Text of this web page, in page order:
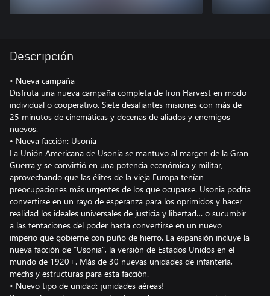
Descripción
• Nueva campaña
Disfruta una nueva campaña completa de Iron Harvest en modo
individual o cooperativo. Siete desafiantes misiones con más de
25 minutos de cinemáticas y decenas de aliados y enemigos
nuevos.
• Nueva facción: Usonia
La Unión Americana de Usonia se mantuvo al margen de la Gran
Guerra y se convirtió en una potencia económica y militar,
aprovechando que las élites de la vieja Europa tenían
preocupaciones más urgentes de los que ocuparse. Usonia podría
convertirse en un rayo de esperanza para los oprimidos y hacer
realidad los ideales universales de justicia y libertad… o sucumbir
a las tentaciones del poder hasta convertirse en un nuevo
imperio que gobierne con puño de hierro. La expansión incluye la
nueva facción de “Usonia”, la versión de Estados Unidos en el
mundo de 1920+. Más de 30 nuevas unidades de infantería,
mechs y estructuras para esta facción.
• Nuevo tipo de unidad: ¡unidades aéreas!